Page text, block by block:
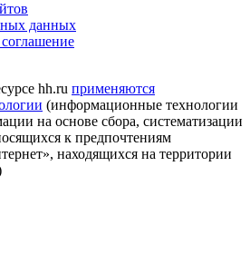
данных
hh.ru применяются
(информационные технологии
на основе сбора, систематизации
к предпочтениям
находящихся на территории